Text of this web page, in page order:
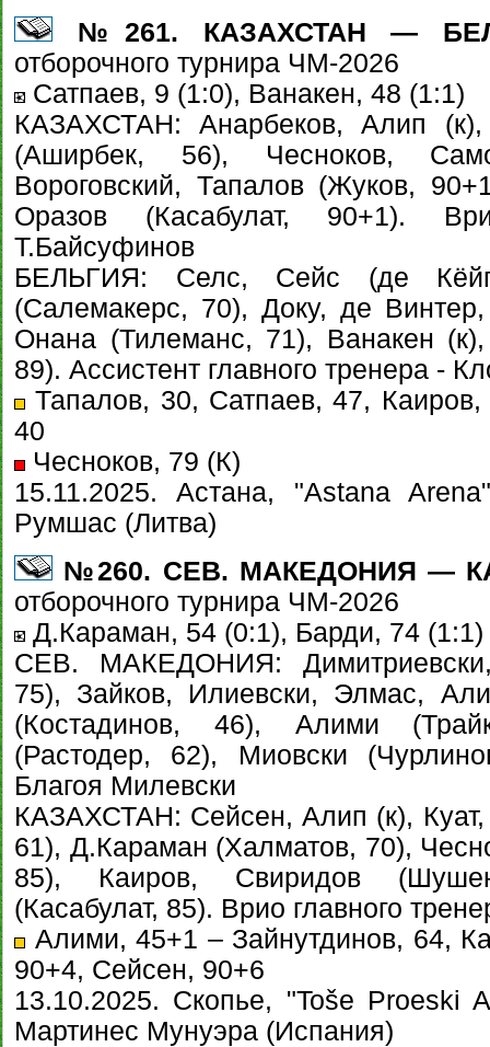
№261. КАЗАХСТАН —
отборочного турнира ЧМ-2026
Сатпаев, 9 (1:0), Ванакен, 48 (1:1)
КАЗАХСТАН: Анарбеков, Алип
(Аширбек, 56), Чесноков,
Вороговский, Тапалов (Жуков,
Оразов (Касабулат, 90+1).
Т.Байсуфинов
БЕЛЬГИЯ: Cелс, Сейс (де
(Салемакерс, 70), Доку, де
Онана (Тилеманс, 71), Ванакен
89). Ассистент главного тренера -
Тапалов, 30, Сатпаев, 47,
40
Чесноков, 79 (К)
15.11.2025. Астана, "Astana
Румшас (Литва)
№260. СЕВ. МАКЕДОНИЯ —
отборочного турнира ЧМ-2026
Д.Караман, 54 (0:1), Барди, 74 (1:1)
СЕВ. МАКЕДОНИЯ:
75), Зайков, Илиевски, Элмас,
(Костадинов, 46), Алими
(Растодер, 62), Миовски
Благоя Милевски
КАЗАХСТАН: Сейсен, Алип (к),
61), Д.Караман (Халматов, 70),
85), Каиров, Свиридов
(Касабулат, 85). Врио главного
Алими, 45+1 – Зайнутдинов, 64,
90+4, Сейсен, 90+6
13.10.2025. Скопье, "Toše Proeski
Мартинес Мунуэра (Испания)